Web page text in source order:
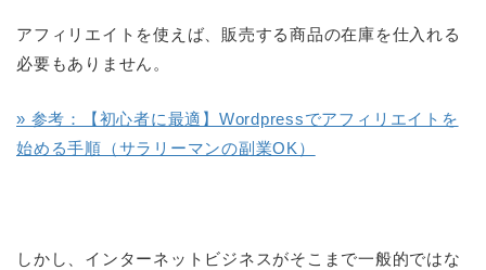
アフィリエイトを使えば、販売する商品の在庫を仕入れる
必要もありません。
» 参考：【初心者に最適】Wordpressでアフィリエイトを
始める手順（サラリーマンの副業OK）
しかし、インターネットビジネスがそこまで一般的ではな